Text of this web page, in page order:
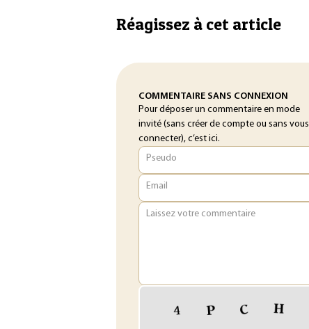
Réagissez à cet article
COMMENTAIRE SANS CONNEXION
Pour déposer un commentaire en mode
invité (sans créer de compte ou sans vous
connecter), c’est ici.
Pseudo
Email
Laissez votre commentaire